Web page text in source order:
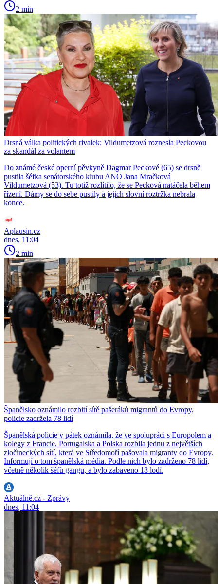
2 min
Drsná válka politických rivalek: Vildumetzová roznesla Peckovou
za skandál za volantem
Do známé české operní pěvkyně Dagmar Peckové (65) se drsně
pustila šéfka senátorského klubu ANO Jana Mračková
Vildumetzová (53). Tu totiž rozlítilo, že se Pecková natáčela během
řízení. Dámy se do sebe pustily a jejich slovní roztržka nebrala
konce.
Aplausin.cz
dnes, 11:04
2 min
Španělsko oznámilo rozbití sítě pašeráků migrantů do Evropy,
policie zadržela 78 lidí
Španělská policie v pátek oznámila, že ve spolupráci s Europolem a
kolegy z Francie, Portugalska a Polska rozbila jednu z největších
zločineckých sítí, která ve Středomoří pašovala migranty do Evropy.
Informují o tom španělská média. Podle nich bylo zadrženo 78 lidí,
včetně několik šéfů gangu, a bylo zabaveno 18 lodí.
Aktuálně.cz - Zprávy
dnes, 11:04